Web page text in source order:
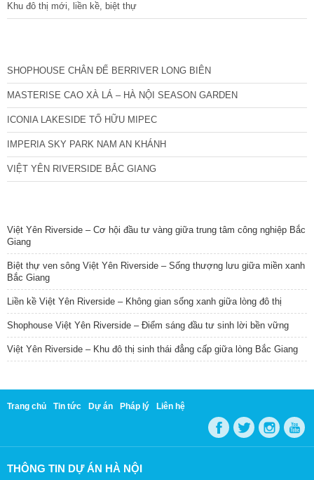
Khu đô thị mới, liền kề, biệt thự
SHOPHOUSE CHÂN ĐẾ BERRIVER LONG BIÊN
MASTERISE CAO XÀ LÁ – HÀ NỘI SEASON GARDEN
ICONIA LAKESIDE TỐ HỮU MIPEC
IMPERIA SKY PARK NAM AN KHÁNH
VIỆT YÊN RIVERSIDE BẮC GIANG
Việt Yên Riverside – Cơ hội đầu tư vàng giữa trung tâm công nghiệp Bắc
Giang
Biệt thự ven sông Việt Yên Riverside – Sống thượng lưu giữa miền xanh
Bắc Giang
Liền kề Việt Yên Riverside – Không gian sống xanh giữa lòng đô thị
Shophouse Việt Yên Riverside – Điểm sáng đầu tư sinh lời bền vững
Việt Yên Riverside – Khu đô thị sinh thái đẳng cấp giữa lòng Bắc Giang
Trang chủ Tin tức Dự án Pháp lý Liên hệ
THÔNG TIN DỰ ÁN HÀ NỘI